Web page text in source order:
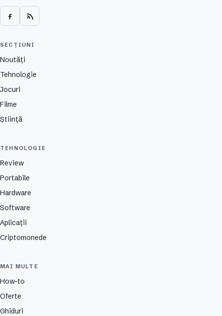
SECȚIUNI
Noutăți
Tehnologie
Jocuri
Filme
Știință
TEHNOLOGIE
Review
Portabile
Hardware
Software
Aplicații
Criptomonede
MAI MULTE
How-to
Oferte
Ghiduri